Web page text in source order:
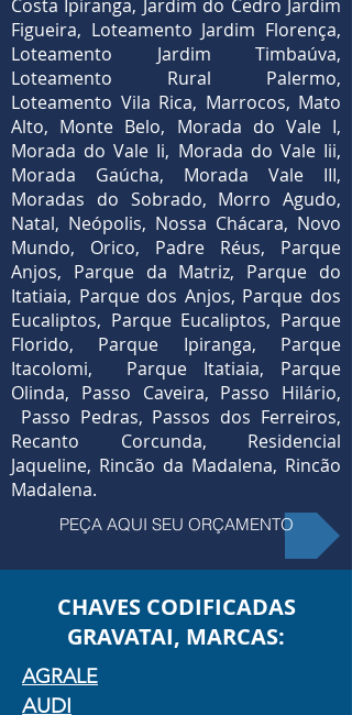
Costa Ipiranga, Jardim do Cedro Jardim
Figueira, Loteamento Jardim Florença,
Loteamento Jardim Timbaúva,
Loteamento Rural Palermo,
Loteamento Vila Rica, Marrocos, Mato
Alto, Monte Belo, Morada do Vale I,
Morada do Vale Ii, Morada do Vale Iii,
Morada Gaúcha, Morada Vale III,
Moradas do Sobrado, Morro Agudo,
Natal, Neópolis, Nossa Chácara, Novo
Mundo, Orico, Padre Réus, Parque
Anjos, Parque da Matriz, Parque do
Itatiaia, Parque dos Anjos, Parque dos
Eucaliptos, Parque Eucaliptos, Parque
Florido, Parque Ipiranga, Parque
Itacolomi, Parque Itatiaia, Parque
Olinda, Passo Caveira, Passo Hilário,
Passo Pedras, Passos dos Ferreiros,
Recanto Corcunda, Residencial
Jaqueline, Rincão da Madalena, Rincão
Madalena.
PEÇA AQUI SEU ORÇAMENTO
CHAVES CODIFICADAS
GRAVATAI, MARCAS:
AGRALE
AUDI